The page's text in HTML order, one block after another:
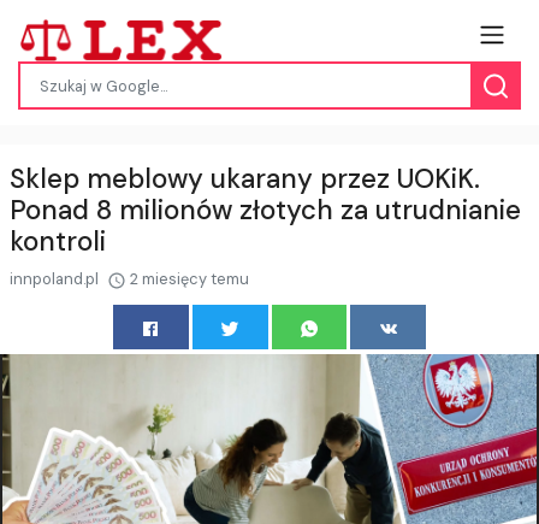
Sklep meblowy ukarany przez UOKiK.
Ponad 8 milionów złotych za utrudnianie
kontroli
innpoland.pl 2 miesięcy temu